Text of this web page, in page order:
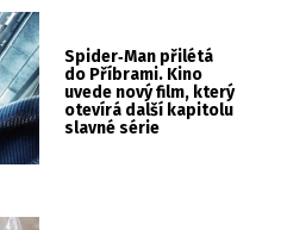
Spider‑Man přilétá
do Příbrami. Kino
uvede nový film, který
otevírá další kapitolu
slavné série